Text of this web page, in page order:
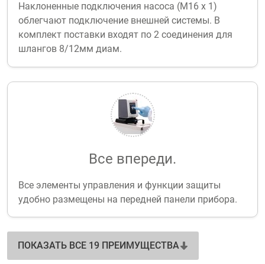
Наклоненные подключения насоса (М16 х 1)
облегчают подключение внешней системы. В
комплект поставки входят по 2 соединения для
шлангов 8/12мм диам.
Все впереди.
Все элементы управления и функции защиты
удобно размещены на передней панели прибора.
ПОКАЗАТЬ ВСЕ 19 ПРЕИМУЩЕСТВА